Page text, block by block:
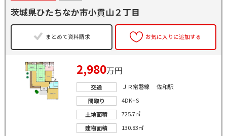
茨城県ひたちなか市小貫山２丁目
まとめて資料請求 お気に入りに追加する
2,980万円
交通
ＪＲ常磐線 佐和駅
間取り
4DK+S
土地面積
725.7㎡
建物面積
130.83㎡